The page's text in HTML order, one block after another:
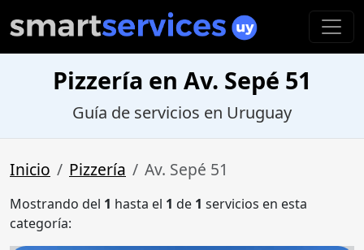
Pizzería en Av. Sepé 51
Guía de servicios en Uruguay
Inicio Pizzería Av. Sepé 51
Mostrando del 1 hasta el 1 de 1 servicios en esta
categoría: